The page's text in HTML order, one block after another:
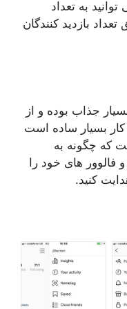
به تعداد
بازدید کنندگان
جذاب بوده و از
بسیار ساده است
که چگونه به
فالوور های خود را
کنید.